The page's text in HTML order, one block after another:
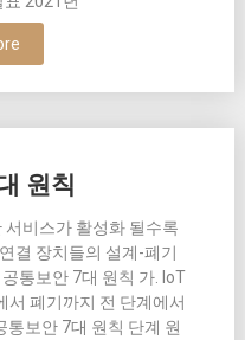
원칙
서비스가 활성화 될수록
결 장치들의 설계-폐기
통보안 7대 원칙 가. IoT
서 폐기까지 전 단계에서
통보안 7대 원칙 단계 원